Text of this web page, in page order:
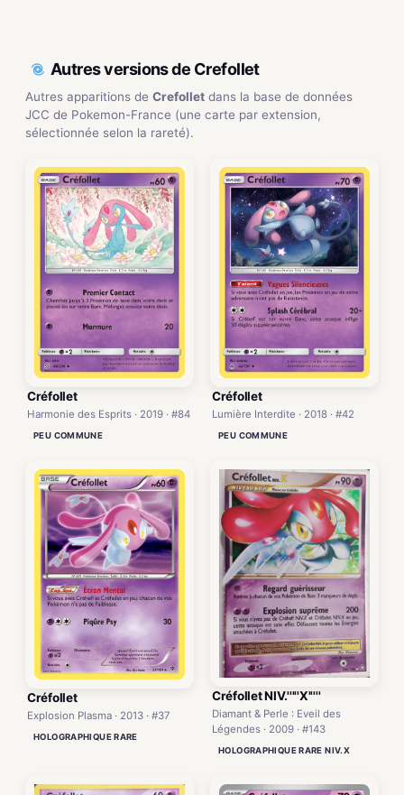
Autres versions de Crefollet
Autres apparitions de Crefollet dans la base de données
JCC de Pokemon-France (une carte par extension,
sélectionnée selon la rareté).
Créfollet
Harmonie des Esprits · 2019 · #84
PEU COMMUNE
Créfollet
Lumière Interdite · 2018 · #42
PEU COMMUNE
Créfollet
Explosion Plasma · 2013 · #37
HOLOGRAPHIQUE RARE
Créfollet NIV.'''''X'''''
Diamant & Perle : Eveil des
Légendes · 2009 · #143
HOLOGRAPHIQUE RARE NIV.X